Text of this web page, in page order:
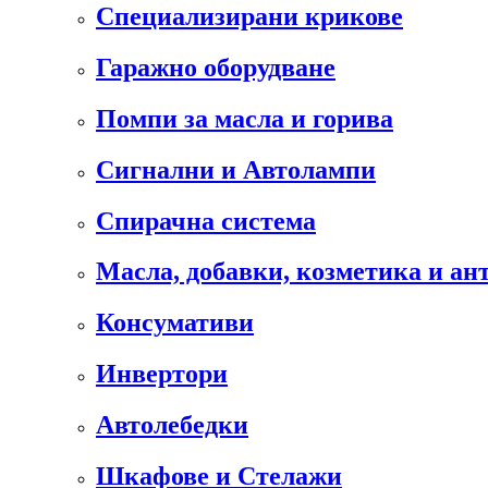
Специализирани крикове
Гаражно оборудване
Помпи за масла и горива
Сигнални и Автолампи
Спирачна система
Масла, добавки, козметика и
Консумативи
Инвертори
Автолебедки
Шкафове и Стелажи